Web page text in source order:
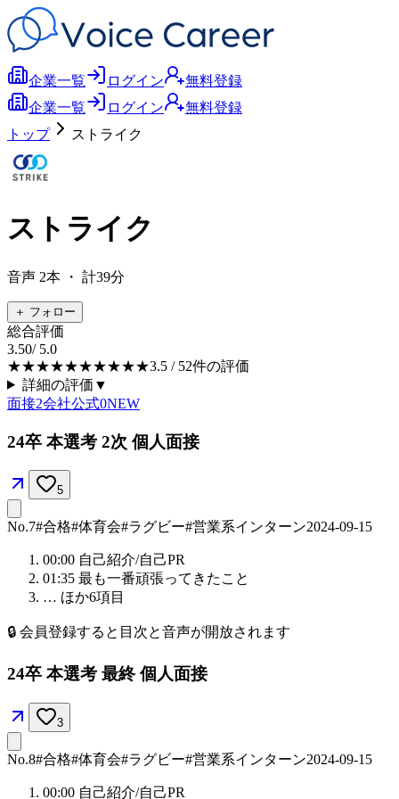
企業一覧 ログイン
無料登録
企業一覧
ログイン
無料登録
トップ
ストライク
ストライク
音声 2本 ・ 計39分
＋ フォロー
総合評価
3.50/ 5.0
★★★★★★★★★★3.5 / 52件の評価
詳細の評価 ▼
面接2会社公式0NEW
24卒 本選考 2次 個人面接
5
No.7#合格#体育会#ラグビー#営業系インターン2024-09-15
00:00 自己紹介/自己PR
01:35 最も一番頑張ってきたこと
… ほか6項目
🔒 会員登録すると目次と音声が開放されます
24卒 本選考 最終 個人面接
3
No.8#合格#体育会#ラグビー#営業系インターン2024-09-15
00:00 自己紹介/自己PR